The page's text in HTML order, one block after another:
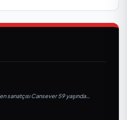
sanatçısı Cansever 59 yaşında